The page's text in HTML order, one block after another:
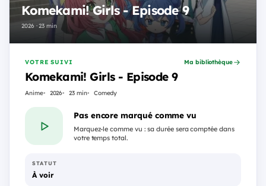
Komekami! Girls - Episode 9
2026 · 23 min
VOTRE SUIVI
Komekami! Girls - Episode 9
Anime 2026 23 min Comedy
Ma bibliothèque
Pas encore marqué comme vu
Marquez-le comme vu : sa durée sera comptée dans
votre temps total.
STATUT
À voir